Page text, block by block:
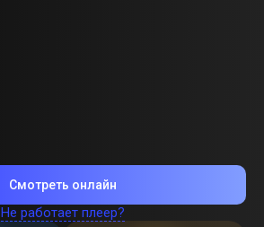
Смотреть онлайн
Не работает плеер?